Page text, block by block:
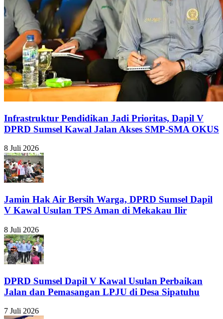
Infrastruktur Pendidikan Jadi Prioritas, Dapil V
DPRD Sumsel Kawal Jalan Akses SMP-SMA OKUS
8 Juli 2026
Jamin Hak Air Bersih Warga, DPRD Sumsel Dapil
V Kawal Usulan TPS Aman di Mekakau Ilir
8 Juli 2026
DPRD Sumsel Dapil V Kawal Usulan Perbaikan
Jalan dan Pemasangan LPJU di Desa Sipatuhu
7 Juli 2026